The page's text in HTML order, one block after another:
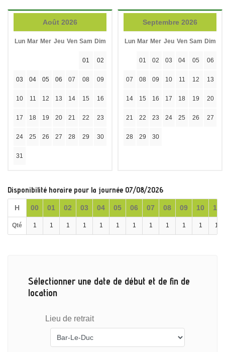
Août 2026
Lun Mar Mer Jeu Ven Sam Dim
01 02
03 04 05 06 07 08 09
10 11 12 13 14 15 16
17 18 19 20 21 22 23
24 25 26 27 28 29 30
31
Septembre 2026
Lun Mar Mer Jeu Ven Sam Dim
01 02 03 04 05 06
07 08 09 10 11 12 13
14 15 16 17 18 19 20
21 22 23 24 25 26 27
28 29 30
Disponibilité horaire pour la journée 07/08/2026
H 00 01 02 03 04 05 06 07 08 09 10 11
Qté 1 1 1 1 1 1 1 1 1 1 1 1
Sélectionner une date de début et de fin de
location
Lieu de retrait